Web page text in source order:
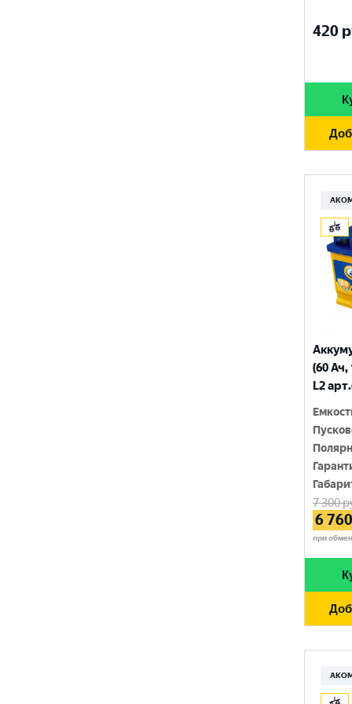
420
(60 Ач,
L2
7 300
6 760
при